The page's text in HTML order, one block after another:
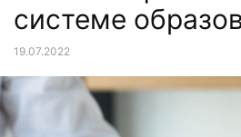
системе
19.07.2022